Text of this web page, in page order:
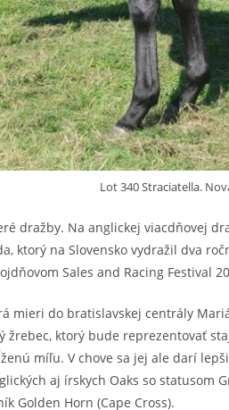
Lot 340 Straciatella.
dražby. Na anglickej viacdňovej
ktorý na Slovensko vydražil dva
Sales and Racing Festival
mieri do bratislavskej centrály
žrebec, ktorý bude reprezentovať
míľu. V chove sa jej ale darí
aj írskych Oaks so statusom
Golden Horn (Cape Cross).